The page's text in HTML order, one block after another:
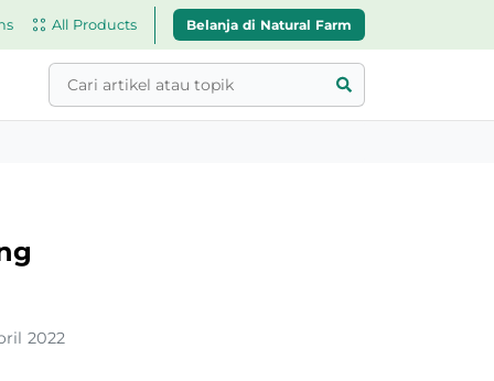
All Products Belanja di Natural Farm
2022